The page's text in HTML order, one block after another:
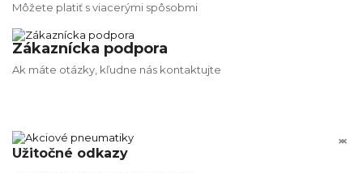
Môžete platiť s viacerými spôsobmi
Zákaznícka podpora
Ak máte otázky, kľudne nás kontaktujte
Užitočné odkazy

